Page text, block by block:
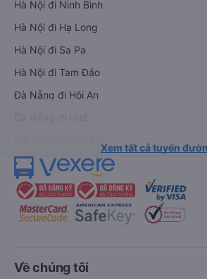
Hà Nội đi Ninh Bình
Hà Nội đi Hạ Long
Hà Nội đi Sa Pa
Hà Nội đi Tam Đảo
Đà Nẵng đi Hội An
Xem tất cả tuyến
Về chúng tôi